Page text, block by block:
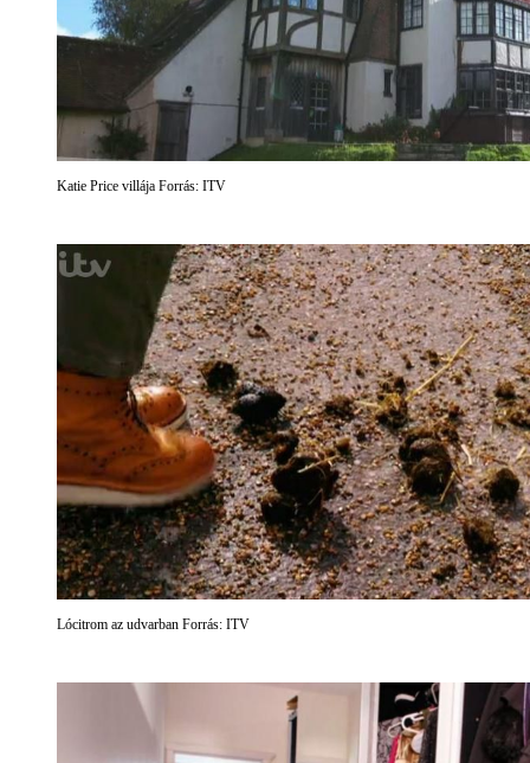
Katie Price villája Forrás: ITV
Lócitrom az udvarban Forrás: ITV